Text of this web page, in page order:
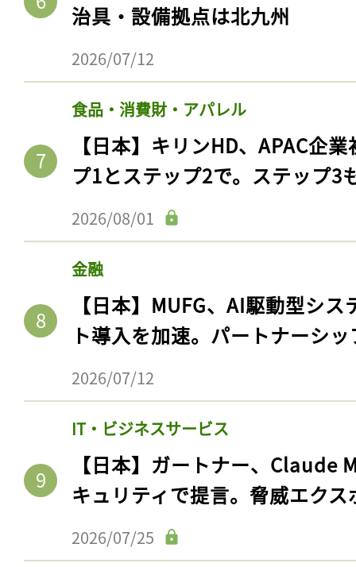
治具・設備拠点は北九州
2026/07/12
食品・消費財・アパレル
【日本】キリンHD、APAC企
プ1とステップ2で。ステップ3
2026/08/01
金融
【日本】MUFG、AI駆動型シ
ト導入を加速。パートナーシ
2026/07/12
IT・ビジネスサービス
【日本】ガートナー、Claude
キュリティで提言。脅威エク
2026/07/25
記事をお気に入りに
ログインが必